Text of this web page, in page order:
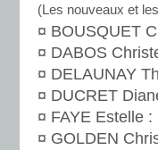
(Les nouveaux et
¤ BOUSQUET
¤ DABOS
¤ DELAUNAY
¤ DUCRET
¤ FAYE Estelle :
¤ GOLDEN